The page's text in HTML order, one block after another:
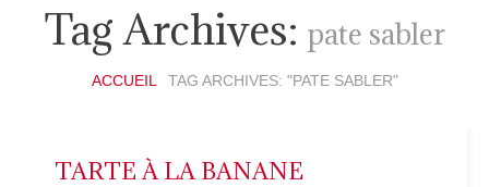
Tag Archives: pate sabler
ACCUEIL TAG ARCHIVES: "PATE SABLER"
TARTE À LA BANANE